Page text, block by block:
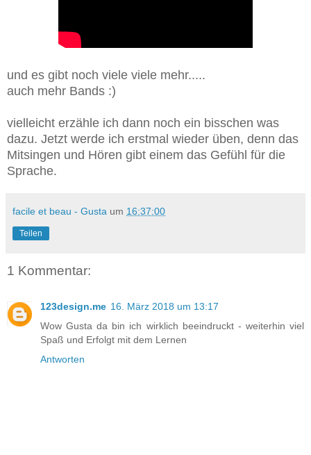
und es gibt noch viele viele mehr.....
auch mehr Bands :)
vielleicht erzähle ich dann noch ein bisschen was
dazu. Jetzt werde ich erstmal wieder üben, denn das
Mitsingen und Hören gibt einem das Gefühl für die
Sprache.
facile et beau - Gusta um 16:37:00
Teilen
1 Kommentar:
123design.me 16. März 2018 um 13:17
Wow Gusta da bin ich wirklich beeindruckt - weiterhin viel
Spaß und Erfolgt mit dem Lernen
Antworten